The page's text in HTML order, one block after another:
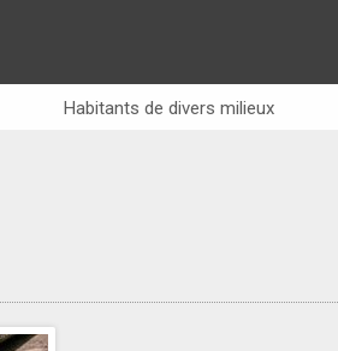
Habitants de divers milieux